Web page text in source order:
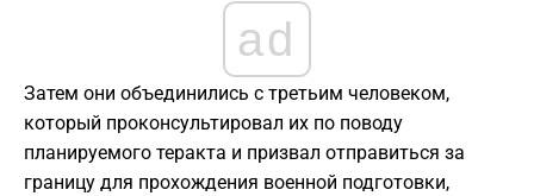
ad
Затем они объединились с третьим человеком,
который проконсультировал их по поводу
планируемого теракта и призвал отправиться за
границу для прохождения военной подготовки,